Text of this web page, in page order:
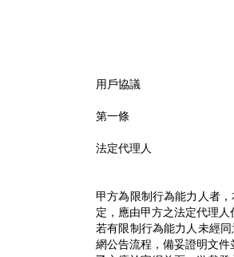
用戶協議
第一條
法定代理人
甲方為限制行為能力人者
定，應由甲方之法定代理人
若有限制行為能力人未經
網公告流程，備妥證明文件